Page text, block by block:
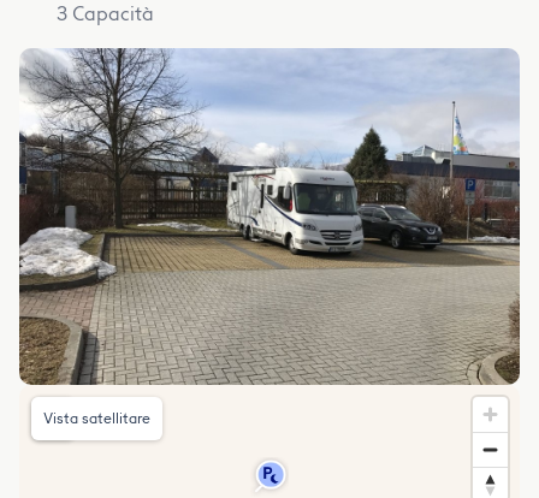
3 Capacità
Vista satellitare